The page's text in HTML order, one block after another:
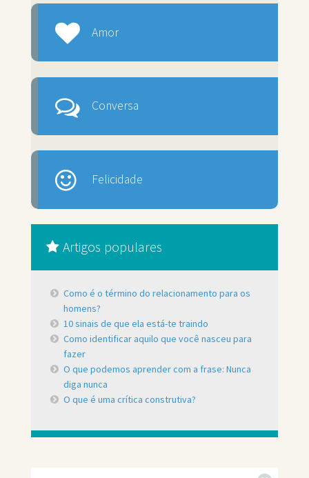
Amor
Conversa
Felicidade
Artigos populares
Como é o término do relacionamento para os
homens?
10 sinais de que ela está-te traindo
Como identificar aquilo que você nasceu para
fazer
O que podemos aprender com a frase: Nunca
diga nunca
O que é uma crítica construtiva?